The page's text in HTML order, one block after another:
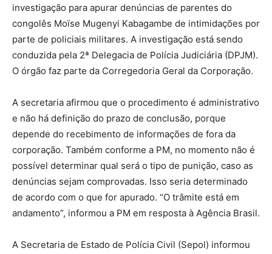
investigação para apurar denúncias de parentes do
congolês Moïse Mugenyi Kabagambe de intimidações por
parte de policiais militares. A investigação está sendo
conduzida pela 2ª Delegacia de Polícia Judiciária (DPJM).
O órgão faz parte da Corregedoria Geral da Corporação.
A secretaria afirmou que o procedimento é administrativo
e não há definição do prazo de conclusão, porque
depende do recebimento de informações de fora da
corporação. Também conforme a PM, no momento não é
possível determinar qual será o tipo de punição, caso as
denúncias sejam comprovadas. Isso seria determinado
de acordo com o que for apurado. “O trâmite está em
andamento”, informou a PM em resposta à Agência Brasil.
A Secretaria de Estado de Polícia Civil (Sepol) informou